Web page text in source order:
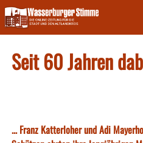
Skip
to
content
Seit 60 Jahren
... Franz Katterloher und Adi